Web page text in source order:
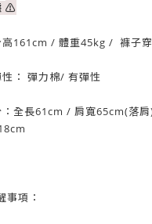
⚠
高161cm / 體重45kg / 褲子
： 彈力棉/ 有彈性
全長61cm / 肩寬65cm(落
事項：